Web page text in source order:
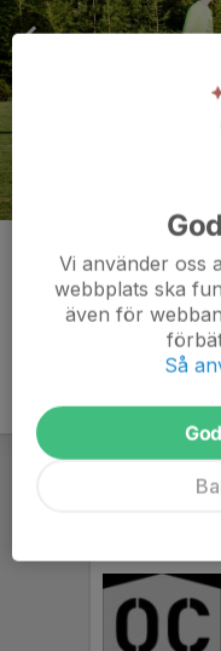
Kommentarer
Vi använder oss
webbplats ska
även för
Så